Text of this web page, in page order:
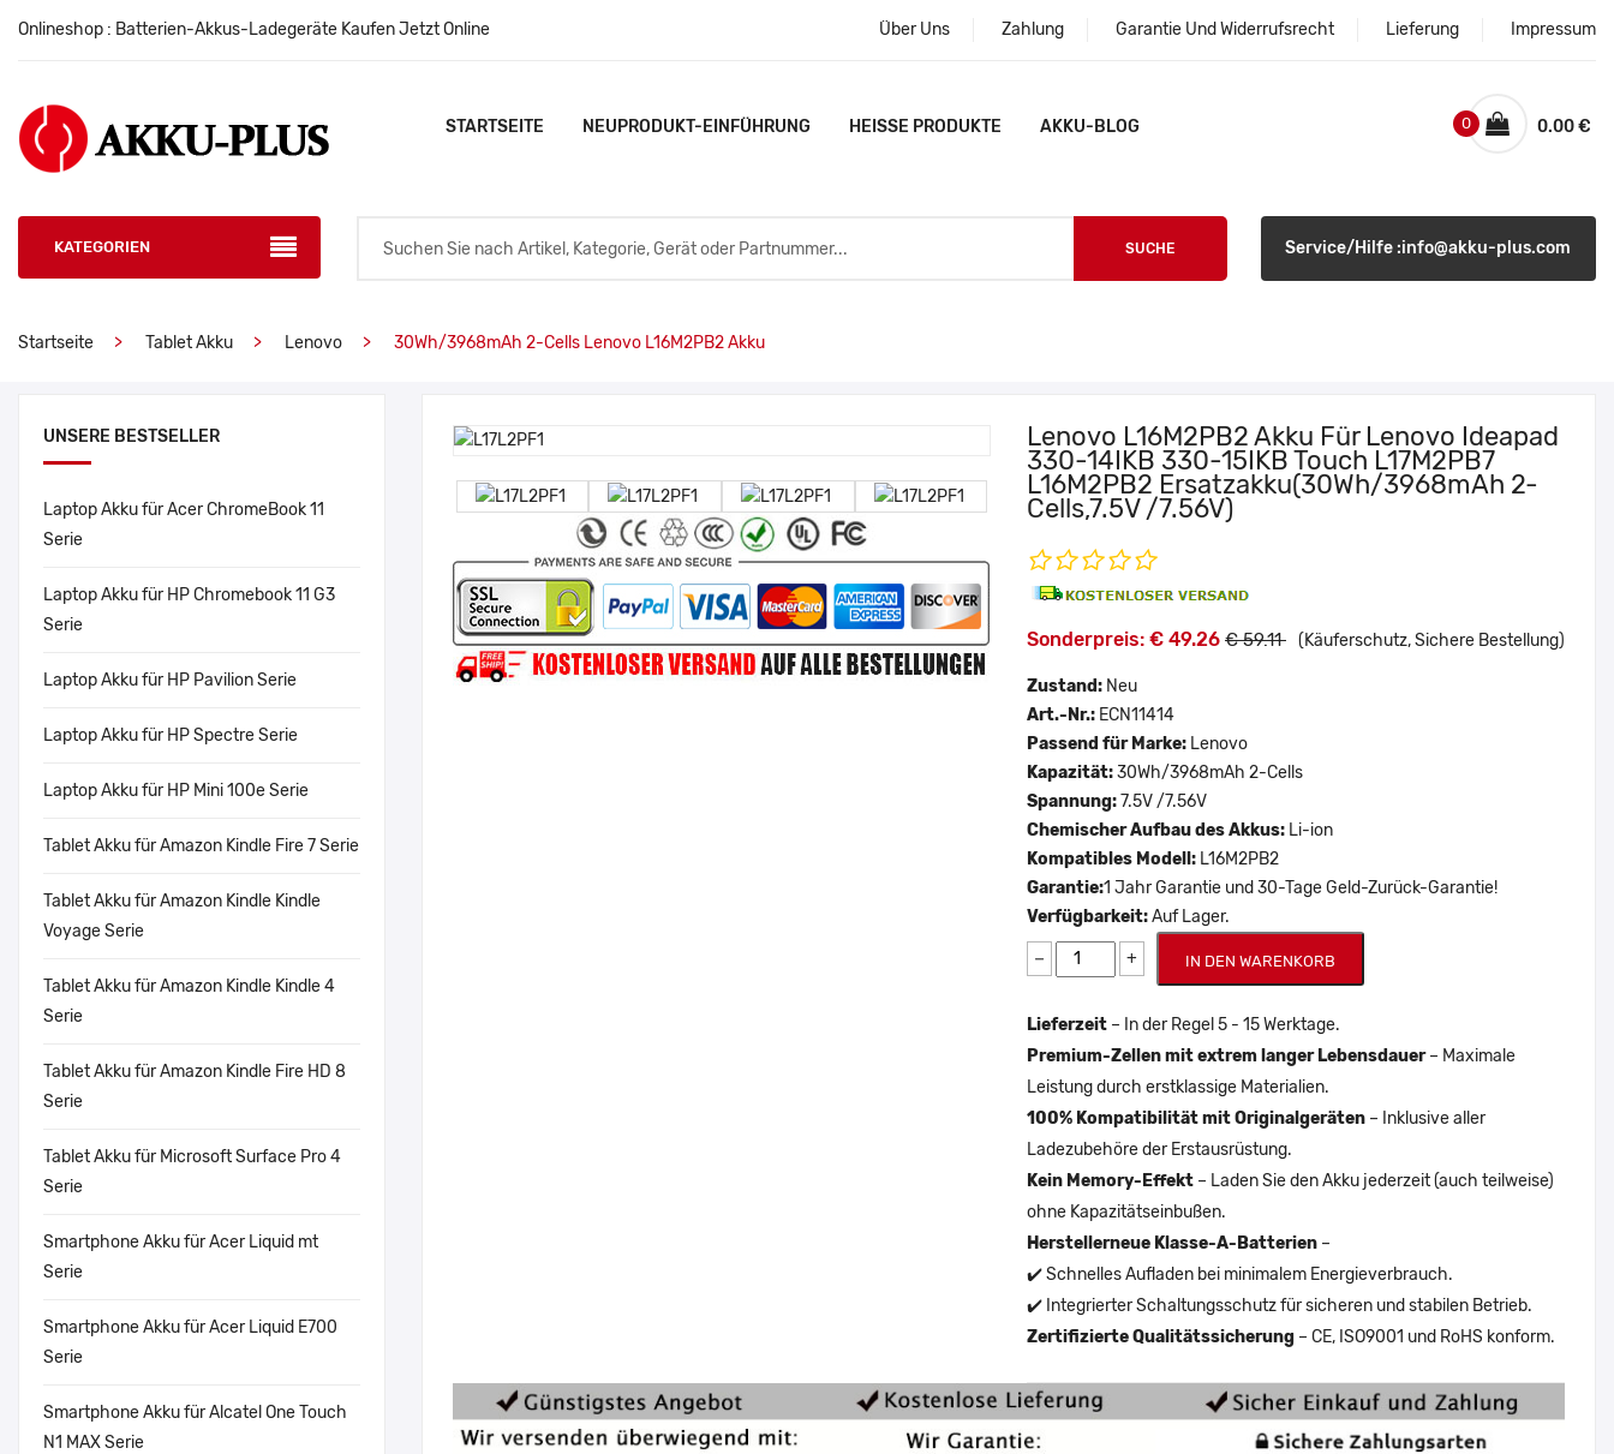
Onlineshop : Batterien-Akkus-Ladegeräte Kaufen Jetzt Online Über Uns Zahlung Garantie Und Widerrufsrecht Lieferung Impressum
STARTSEITE NEUPRODUKT-EINFÜHRUNG HEISSE PRODUKTE AKKU-BLOG 0.00 €
0
KATEGORIEN SUCHE Service/Hilfe :info@akku-plus.com
Startseite Tablet Akku Lenovo 30Wh/3968mAh 2-Cells Lenovo L16M2PB2 Akku
UNSERE BESTSELLER
Laptop Akku für Acer ChromeBook 11
Serie
Laptop Akku für HP Chromebook 11 G3
Serie
Laptop Akku für HP Pavilion Serie
Laptop Akku für HP Spectre Serie
Laptop Akku für HP Mini 100e Serie
Tablet Akku für Amazon Kindle Fire 7 Serie
Tablet Akku für Amazon Kindle Kindle
Voyage Serie
Tablet Akku für Amazon Kindle Kindle 4
Serie
Tablet Akku für Amazon Kindle Fire HD 8
Serie
Tablet Akku für Microsoft Surface Pro 4
Serie
Smartphone Akku für Acer Liquid mt
Serie
Smartphone Akku für Acer Liquid E700
Serie
Smartphone Akku für Alcatel One Touch
N1 MAX Serie
Lenovo L16M2PB2 Akku Für Lenovo Ideapad
330-14IKB 330-15IKB Touch L17M2PB7
L16M2PB2 Ersatzakku(30Wh/3968mAh 2-
Cells,7.5V /7.56V)
Sonderpreis: € 49.26 € 59.11 (Käuferschutz, Sichere Bestellung)
Zustand: Neu
Art.-Nr.: ECN11414
Passend für Marke: Lenovo
Kapazität:30Wh/3968mAh 2-Cells
Spannung:7.5V /7.56V
Chemischer Aufbau des Akkus: Li-ion
Kompatibles Modell: L16M2PB2
Garantie:1 Jahr Garantie und 30-Tage Geld-Zurück-Garantie!
Verfügbarkeit:Auf Lager.
− + IN DEN WARENKORB
Lieferzeit – In der Regel 5 - 15 Werktage.
Premium-Zellen mit extrem langer Lebensdauer– Maximale
Leistung durch erstklassige Materialien.
100% Kompatibilität mit Originalgeräten – Inklusive aller
Ladezubehöre der Erstausrüstung.
Kein Memory-Effekt – Laden Sie den Akku jederzeit (auch teilweise)
ohne Kapazitätseinbußen.
Herstellerneue Klasse-A-Batterien –
✔️ Schnelles Aufladen bei minimalem Energieverbrauch.
✔️ Integrierter Schaltungsschutz für sicheren und stabilen Betrieb.
Zertifizierte Qualitätssicherung – CE, ISO9001 und RoHS konform.